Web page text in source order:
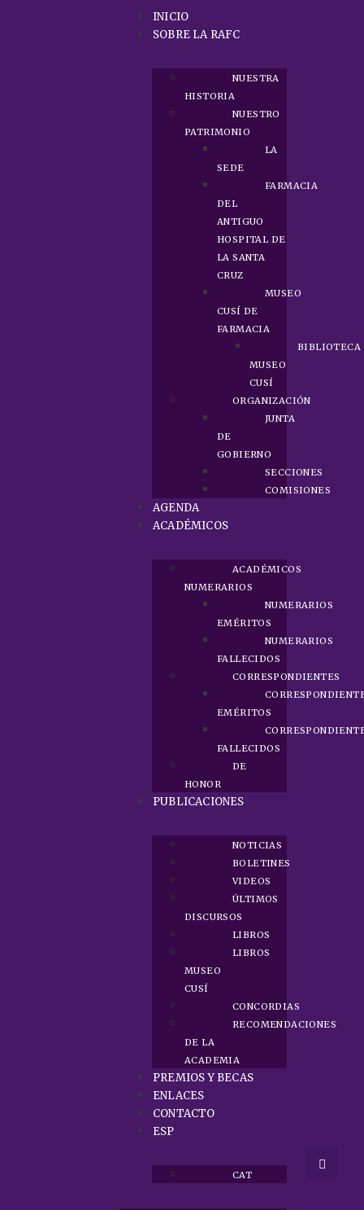
INICIO
SOBRE LA RAFC
NUESTRA
HISTORIA
NUESTRO
PATRIMONIO
LA
SEDE
FARMACIA
DEL
ANTIGUO
HOSPITAL DE
LA SANTA
CRUZ
MUSEO
CUSÍ DE
FARMACIA
BIBLIOTECA
MUSEO
CUSÍ
ORGANIZACIÓN
JUNTA
DE
GOBIERNO
SECCIONES
COMISIONES
AGENDA
ACADÉMICOS
ACADÉMICOS
NUMERARIOS
NUMERARIOS
EMÉRITOS
NUMERARIOS
FALLECIDOS
CORRESPONDIENTES
EMÉRITOS
FALLECIDOS
DE
HONOR
PUBLICACIONES
NOTICIAS
BOLETINES
VIDEOS
ÚLTIMOS
DISCURSOS
LIBROS
LIBROS
MUSEO
CUSÍ
CONCORDIAS
RECOMENDACIONES
DE LA
ACADEMIA
PREMIOS Y BECAS
ENLACES
CONTACTO
ESP
CAT